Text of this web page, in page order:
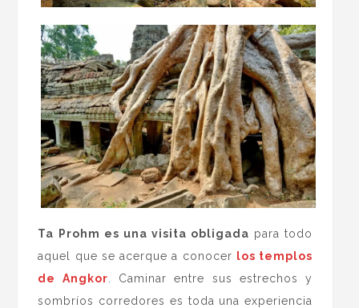
Ta Prohm es una visita obligada para todo
aquel que se acerque a conocer los templos
de Angkor . Caminar entre sus estrechos y
sombríos corredores es toda una experiencia